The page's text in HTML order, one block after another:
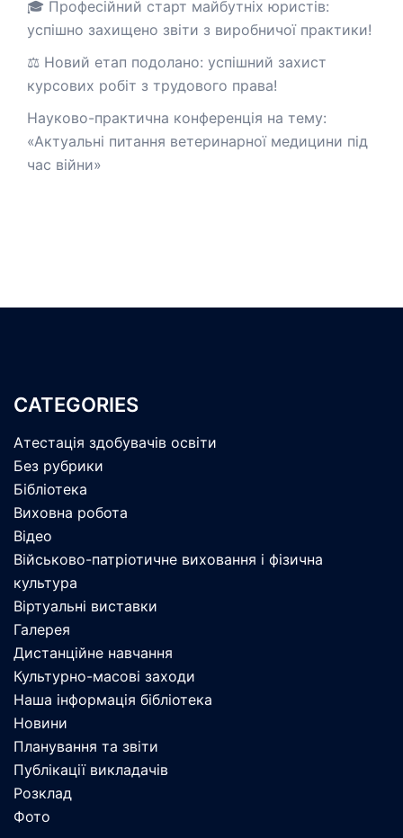
🎓 Професійний старт майбутніх юристів:
успішно захищено звіти з виробничої практики!
⚖️ Новий етап подолано: успішний захист
курсових робіт з трудового права!
Науково-практична конференція на тему:
«Актуальні питання ветеринарної медицини під
час війни»
CATEGORIES
Атестація здобувачів освіти
Без рубрики
Бібліотека
Виховна робота
Відео
Військово-патріотичне виховання і фізична
культура
Віртуальні виставки
Галерея
Дистанційне навчання
Культурно-масові заходи
Наша інформація бібліотека
Новини
Планування та звіти
Публікації викладачів
Розклад
Фото